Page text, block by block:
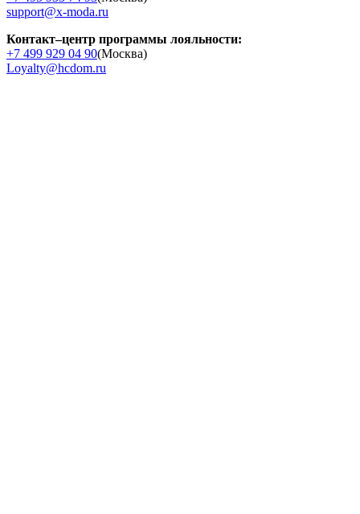
support@x-moda.ru
Контакт–центр программы лояльности:
+7 499 929 04 90(Москва)
Loyalty@hcdom.ru